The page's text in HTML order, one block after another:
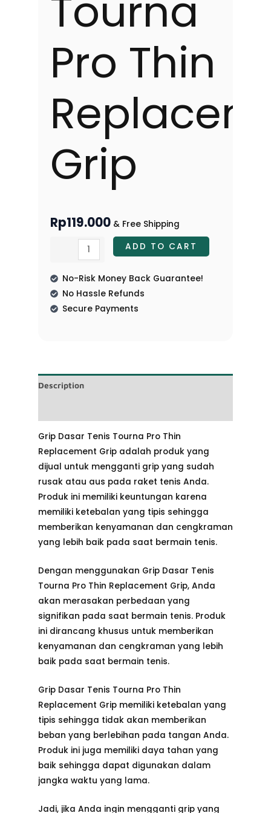
Pro Thin
Grip
Rp119.000 & Free Shipping
ADD TO CART
No-Risk Money Back Guarantee!
No Hassle Refunds
Secure Payments
Description
Grip Dasar Tenis Tourna Pro Thin
Replacement Grip adalah produk yang
dijual untuk mengganti grip yang sudah
rusak atau aus pada raket tenis Anda.
Produk ini memiliki keuntungan karena
memiliki ketebalan yang tipis sehingga
memberikan kenyamanan dan cengkraman
yang lebih baik pada saat bermain tenis.
Dengan menggunakan Grip Dasar Tenis
Tourna Pro Thin Replacement Grip, Anda
akan merasakan perbedaan yang
signifikan pada saat bermain tenis. Produk
ini dirancang khusus untuk memberikan
kenyamanan dan cengkraman yang lebih
baik pada saat bermain tenis.
Grip Dasar Tenis Tourna Pro Thin
Replacement Grip memiliki ketebalan yang
tipis sehingga tidak akan memberikan
beban yang berlebihan pada tangan Anda.
Produk ini juga memiliki daya tahan yang
baik sehingga dapat digunakan dalam
jangka waktu yang lama.
Jadi, jika Anda ingin mengganti grip yang